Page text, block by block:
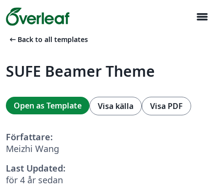
menu
arrow_left_alt Back to all templates
SUFE Beamer Theme
Open as Template Visa källa Visa PDF
Författare:
Meizhi Wang
Last Updated:
för 4 år sedan